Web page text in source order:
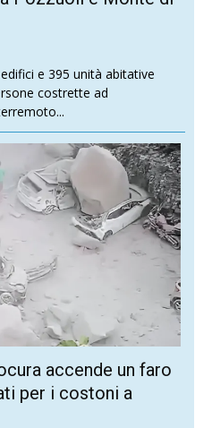
e 395 unità abitative
costrette ad
accende un faro
per i costoni a